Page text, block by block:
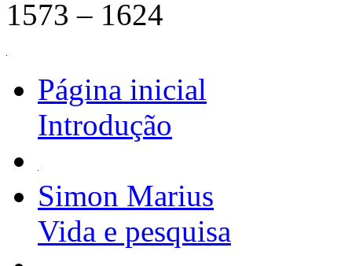
1573 – 1624
Página inicial
Introdução
Simon Marius
Vida e pesquisa